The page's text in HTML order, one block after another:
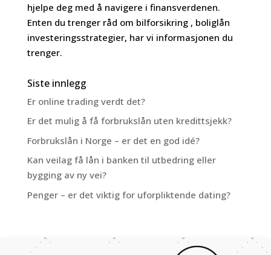
hjelpe deg med å navigere i finansverdenen.
Enten du trenger råd om bilforsikring , boliglån
investeringsstrategier, har vi informasjonen du
trenger.
Siste innlegg
Er online trading verdt det?
Er det mulig å få forbrukslån uten kredittsjekk?
Forbrukslån i Norge – er det en god idé?
Kan veilag få lån i banken til utbedring eller
bygging av ny vei?
Penger – er det viktig for uforpliktende dating?